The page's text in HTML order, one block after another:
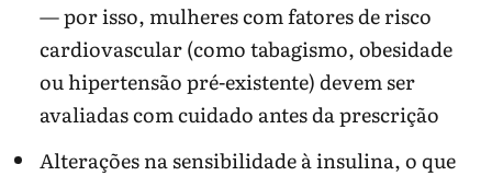
— por isso, mulheres com fatores de risco
cardiovascular (como tabagismo, obesidade
ou hipertensão pré-existente) devem ser
avaliadas com cuidado antes da prescrição
Alterações na sensibilidade à insulina, o que